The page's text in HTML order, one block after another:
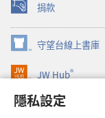
隱私設定
捐款
（開
啟
新
視
窗）
守望台線上書庫
（開
啟
新
窗）
JW Hub®
（開
啟
新
JW Library®